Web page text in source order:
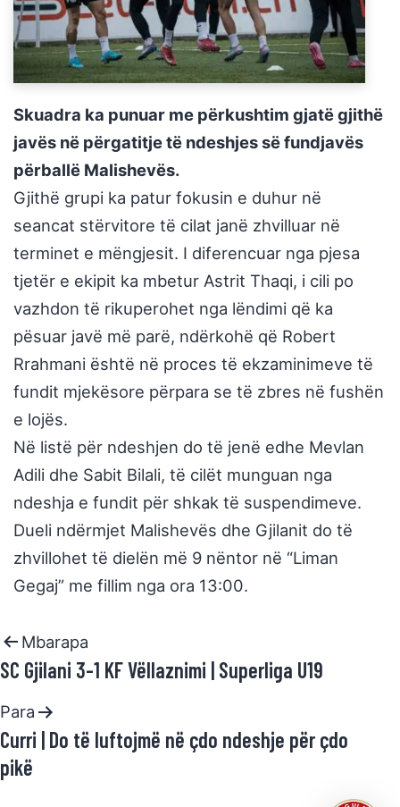
Skuadra ka punuar me përkushtim gjatë gjithë
javës në përgatitje të ndeshjes së fundjavës
përballë Malishevës.
Gjithë grupi ka patur fokusin e duhur në
seancat stërvitore të cilat janë zhvilluar në
terminet e mëngjesit. I diferencuar nga pjesa
tjetër e ekipit ka mbetur Astrit Thaqi, i cili po
vazhdon të rikuperohet nga lëndimi që ka
pësuar javë më parë, ndërkohë që Robert
Rrahmani është në proces të ekzaminimeve të
fundit mjekësore përpara se të zbres në fushën
e lojës.
Në listë për ndeshjen do të jenë edhe Mevlan
Adili dhe Sabit Bilali, të cilët munguan nga
ndeshja e fundit për shkak të suspendimeve.
Dueli ndërmjet Malishevës dhe Gjilanit do të
zhvillohet të dielën më 9 nëntor në “Liman
Gegaj” me fillim nga ora 13:00.
Mbarapa
SC Gjilani 3-1 KF Vëllaznimi | Superliga U19
Para
Curri | Do të luftojmë në çdo ndeshje për çdo
pikë